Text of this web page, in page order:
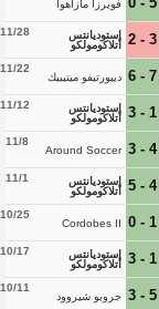
فويرزا مازاهوا
11/28
إستوديانتس
أتلاكومولكو
3 - 2
11/22
ديبورتيفو ميتيبيك 7 - 6
11/12
إستوديانتس
أتلاكومولكو
1 - 3
11/8
Around Soccer 4 - 3
11/1
إستوديانتس
أتلاكومولكو
4 - 5
10/25
Cordobes II 1 - 0
10/17
إستوديانتس
أتلاكومولكو
1 - 3
10/11
جروبو شيروود 5 - 3